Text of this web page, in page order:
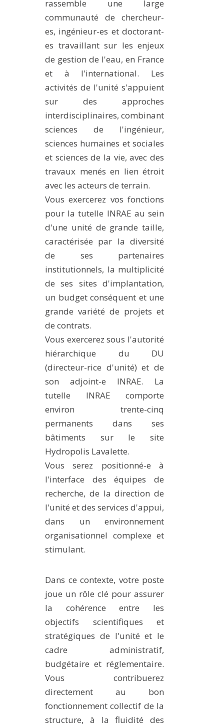
rassemble une large
communauté de chercheur-
es, ingénieur-es et doctorant-
es travaillant sur les enjeux
de gestion de l'eau, en France
et à l'international. Les
activités de l'unité s'appuient
sur des approches
interdisciplinaires, combinant
sciences de l'ingénieur,
sciences humaines et sociales
et sciences de la vie, avec des
travaux menés en lien étroit
avec les acteurs de terrain.
Vous exercerez vos fonctions
pour la tutelle INRAE au sein
d'une unité de grande taille,
caractérisée par la diversité
de ses partenaires
institutionnels, la multiplicité
de ses sites d'implantation,
un budget conséquent et une
grande variété de projets et
de contrats.
Vous exercerez sous l'autorité
hiérarchique du DU
(directeur-rice d'unité) et de
son adjoint-e INRAE. La
tutelle INRAE comporte
environ trente-cinq
permanents dans ses
bâtiments sur le site
Hydropolis Lavalette.
Vous serez positionné-e à
l'interface des équipes de
recherche, de la direction de
l'unité et des services d'appui,
dans un environnement
organisationnel complexe et
stimulant.
Dans ce contexte, votre poste
joue un rôle clé pour assurer
la cohérence entre les
objectifs scientifiques et
stratégiques de l'unité et le
cadre administratif,
budgétaire et réglementaire.
Vous contribuerez
directement au bon
fonctionnement collectif de la
structure, à la fluidité des